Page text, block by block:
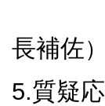
（講
長補佐）
5.質疑